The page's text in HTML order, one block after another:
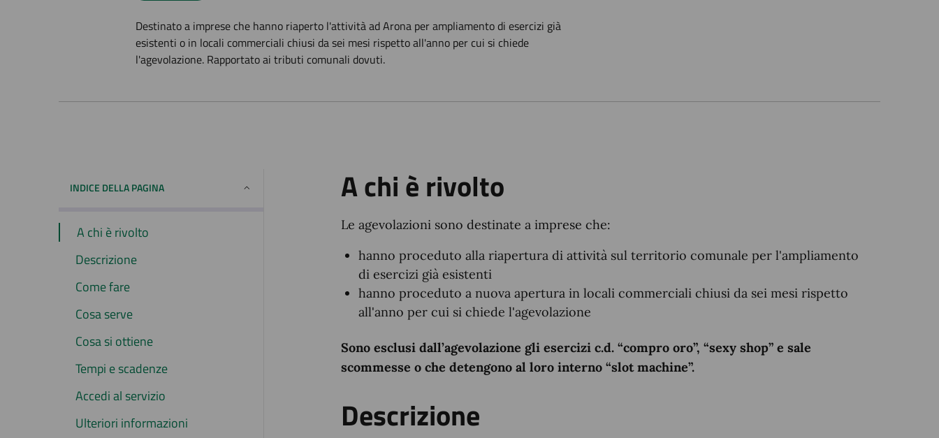
Destinato a imprese che hanno riaperto l'attività ad Arona per ampliamento di esercizi già
esistenti o in locali commerciali chiusi da sei mesi rispetto all'anno per cui si chiede
l'agevolazione. Rapportato ai tributi comunali dovuti.
INDICE DELLA PAGINA
A chi è rivolto
Descrizione
Come fare
Cosa serve
Cosa si ottiene
Tempi e scadenze
Accedi al servizio
Ulteriori informazioni
A chi è rivolto
Le agevolazioni sono destinate a imprese che:
hanno proceduto alla riapertura di attività sul territorio comunale per l'ampliamento
di esercizi già esistenti
hanno proceduto a nuova apertura in locali commerciali chiusi da sei mesi rispetto
all'anno per cui si chiede l'agevolazione
Sono esclusi dall’agevolazione gli esercizi c.d. “compro oro”, “sexy shop” e sale
scommesse o che detengono al loro interno “slot machine”.
Descrizione